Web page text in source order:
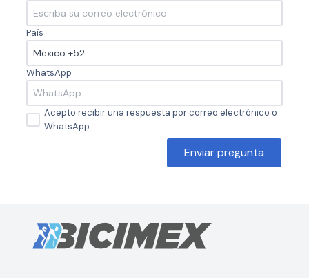
País
WhatsApp
Acepto recibir una respuesta por correo electrónico o
WhatsApp
Enviar pregunta